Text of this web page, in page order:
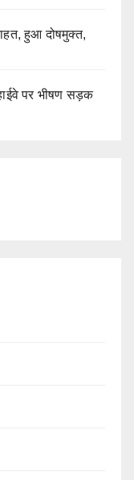
हुआ दोषमुक्त,
पर भीषण सड़क